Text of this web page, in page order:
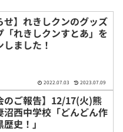
せ】れきしクンのグッズ
「れきしクンすとあ」を
ました！
2022.07.03 2023.07.09
のご報告】12/17(火)熊
沼西中学校「どんどん作
史！」